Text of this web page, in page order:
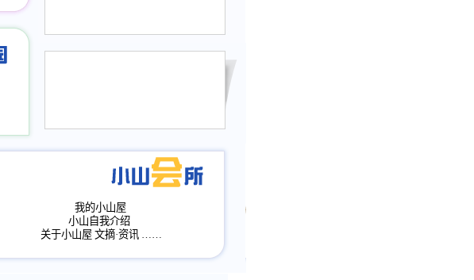
评分、顶功能，作文宝典改版。
我的小山屋
小山自我介绍
关于小山屋 文摘·资讯 ……